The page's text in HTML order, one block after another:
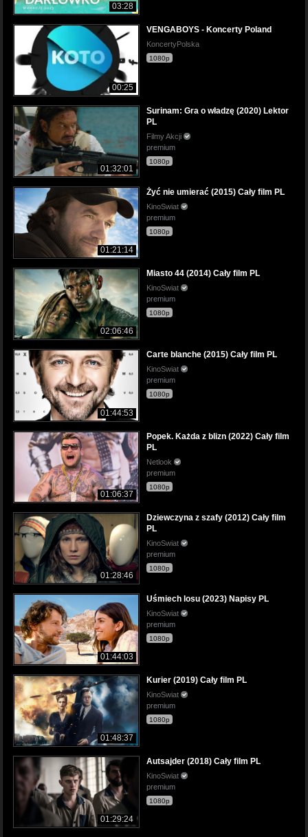
03:28
00:25
VENGABOYS - Koncerty Poland
KoncertyPolska
1080p
01:32:01
Surinam: Gra o władzę (2020) Lektor
PL
Filmy Akcji
premium
1080p
01:21:14
Żyć nie umierać (2015) Cały film PL
KinoSwiat
premium
1080p
02:06:46
Miasto 44 (2014) Cały film PL
KinoSwiat
premium
1080p
01:44:53
Carte blanche (2015) Cały film PL
KinoSwiat
premium
1080p
01:06:37
Popek. Każda z blizn (2022) Cały film
PL
Netlook
premium
1080p
01:28:46
Dziewczyna z szafy (2012) Cały film
PL
KinoSwiat
premium
1080p
01:44:03
Uśmiech losu (2023) Napisy PL
KinoSwiat
premium
1080p
01:48:37
Kurier (2019) Cały film PL
KinoSwiat
premium
1080p
01:29:24
Autsajder (2018) Cały film PL
KinoSwiat
premium
1080p